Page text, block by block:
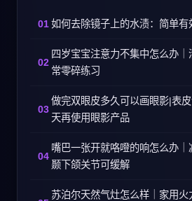
如何去除镜子上的水渍：简单有
四岁宝宝注意力不集中怎么办｜
常零碎练习
做完双眼皮多久可以画眼影|表
天再使用眼影产品
嘴巴一张开就咯噔的响怎么办
颞下颌关节可缓解
苏泊尔天然气灶怎么样｜家用火